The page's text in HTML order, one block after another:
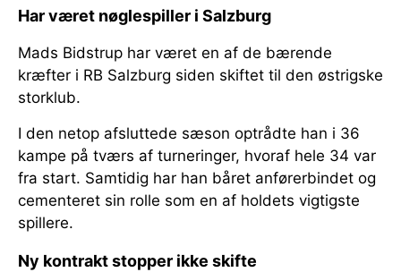
Har været nøglespiller i Salzburg
Mads Bidstrup har været en af de bærende
kræfter i RB Salzburg siden skiftet til den østrigske
storklub.
I den netop afsluttede sæson optrådte han i 36
kampe på tværs af turneringer, hvoraf hele 34 var
fra start. Samtidig har han båret anførerbindet og
cementeret sin rolle som en af holdets vigtigste
spillere.
Ny kontrakt stopper ikke skifte